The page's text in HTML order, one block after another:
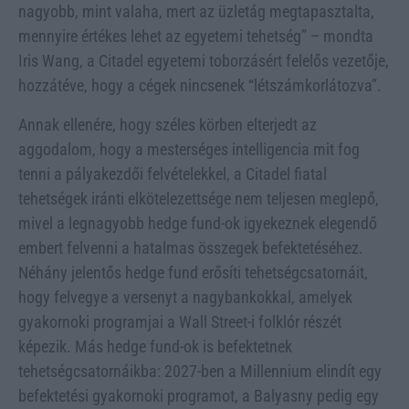
nagyobb, mint valaha, mert az üzletág megtapasztalta,
mennyire értékes lehet az egyetemi tehetség” – mondta
Iris Wang, a Citadel egyetemi toborzásért felelős vezetője,
hozzátéve, hogy a cégek nincsenek “létszámkorlátozva”.
Annak ellenére, hogy széles körben elterjedt az
aggodalom, hogy a mesterséges intelligencia mit fog
tenni a pályakezdői felvételekkel, a Citadel fiatal
tehetségek iránti elkötelezettsége nem teljesen meglepő,
mivel a legnagyobb hedge fund-ok igyekeznek elegendő
embert felvenni a hatalmas összegek befektetéséhez.
Néhány jelentős hedge fund erősíti tehetségcsatornáit,
hogy felvegye a versenyt a nagybankokkal, amelyek
gyakornoki programjai a Wall Street-i folklór részét
képezik. Más hedge fund-ok is befektetnek
tehetségcsatornáikba: 2027-ben a Millennium elindít egy
befektetési gyakornoki programot, a Balyasny pedig egy